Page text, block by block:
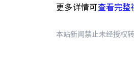
更多详情可查看完整
本站新闻禁止未经授权